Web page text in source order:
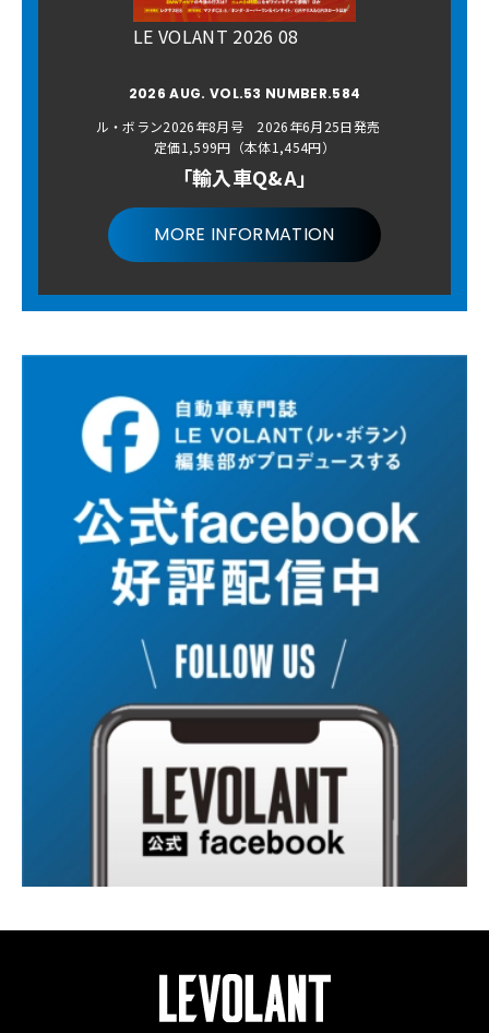
LE VOLANT 2026 08
2026 AUG. VOL.53 NUMBER.584
ル・ボラン2026年8月号 2026年6月25日発売
定価1,599円（本体1,454円）
「輸入車Q&A」
MORE INFORMATION